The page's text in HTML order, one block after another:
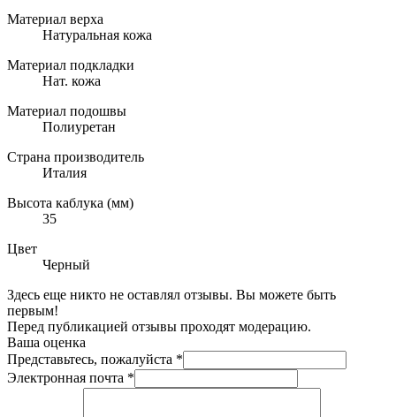
Материал верха
Натуральная кожа
Материал подкладки
Нат. кожа
Материал подошвы
Полиуретан
Страна производитель
Италия
Высота каблука (мм)
35
Цвет
Черный
Здесь еще никто не оставлял отзывы. Вы можете быть
первым!
Перед публикацией отзывы проходят модерацию.
Ваша оценка
Представьтесь, пожалуйста *
Электронная почта *